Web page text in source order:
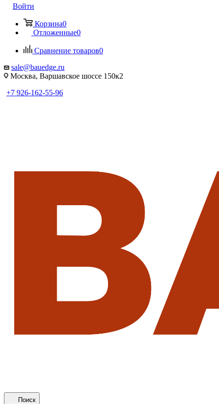
Войти
Корзина0
Отложенные0
Сравнение товаров0
sale@bauedge.ru
Москва, Варшавское шоссе 150к2
+7 926-162-55-96
Поиск